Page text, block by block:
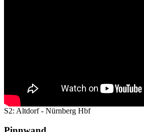
S2: Altdorf - Nürnberg Hbf